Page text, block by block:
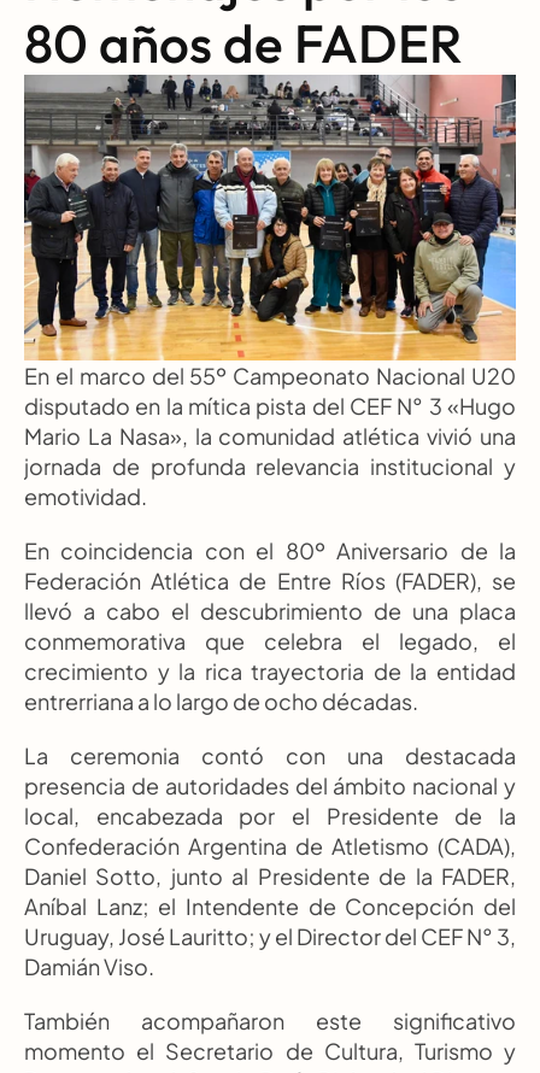
80 años de FADER
En el marco del 55º Campeonato Nacional U20
disputado en la mítica pista del CEF N° 3 «Hugo
Mario La Nasa», la comunidad atlética vivió una
jornada de profunda relevancia institucional y
emotividad.
En coincidencia con el 80º Aniversario de la
Federación Atlética de Entre Ríos (FADER), se
llevó a cabo el descubrimiento de una placa
conmemorativa que celebra el legado, el
crecimiento y la rica trayectoria de la entidad
entrerriana a lo largo de ocho décadas.
La ceremonia contó con una destacada
presencia de autoridades del ámbito nacional y
local, encabezada por el Presidente de la
Confederación Argentina de Atletismo (CADA),
Daniel Sotto, junto al Presidente de la FADER,
Aníbal Lanz; el Intendente de Concepción del
Uruguay, José Lauritto; y el Director del CEF N° 3,
Damián Viso.
También acompañaron este significativo
momento el Secretario de Cultura, Turismo y